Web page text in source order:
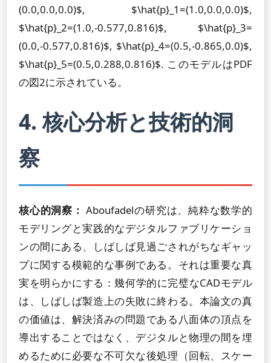
(0.0,0.0,0.0)$, $\hat{p}_1=(1.0,0.0,0.0)$,
$\hat{p}_2=(1.0,-0.577,0.816)$, $\hat{p}_3=
(0.0,-0.577,0.816)$, $\hat{p}_4=(0.5,-0.865,0.0)$,
$\hat{p}_5=(0.5,0.288,0.816)$. このモデルはPDF
の図2に示されている。
4. 核心分析と技術的洞
察
核心的洞察： Aboufadelの研究は、純粋な数学的
モデリングと実践的なデジタルファブリケーショ
ンの間にある、しばしば見過ごされがちなギャッ
プに関する模範的な事例である。それは重要な真
実を明らかにする：幾何学的に完璧なCADモデル
は、しばしば製造上の失敗に終わる。本論文の真
の価値は、解決済みの問題である八面体の頂点を
導出することではなく、デジタルと物理の間を埋
めるために必要な不可欠な後処理（回転、スケー